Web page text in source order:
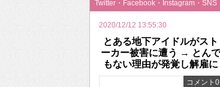
Twitter・Facebook・Instagram・SNS
2020/12/12 13:55:30
とある地下アイドルがスト
ーカー被害に遭う → とんで
もない理由が発覚し解雇に
コメント0